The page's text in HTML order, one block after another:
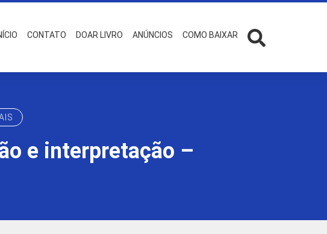
CONTATO DOAR LIVRO ANÚNCIOS COMO BAIXAR
e interpretação –